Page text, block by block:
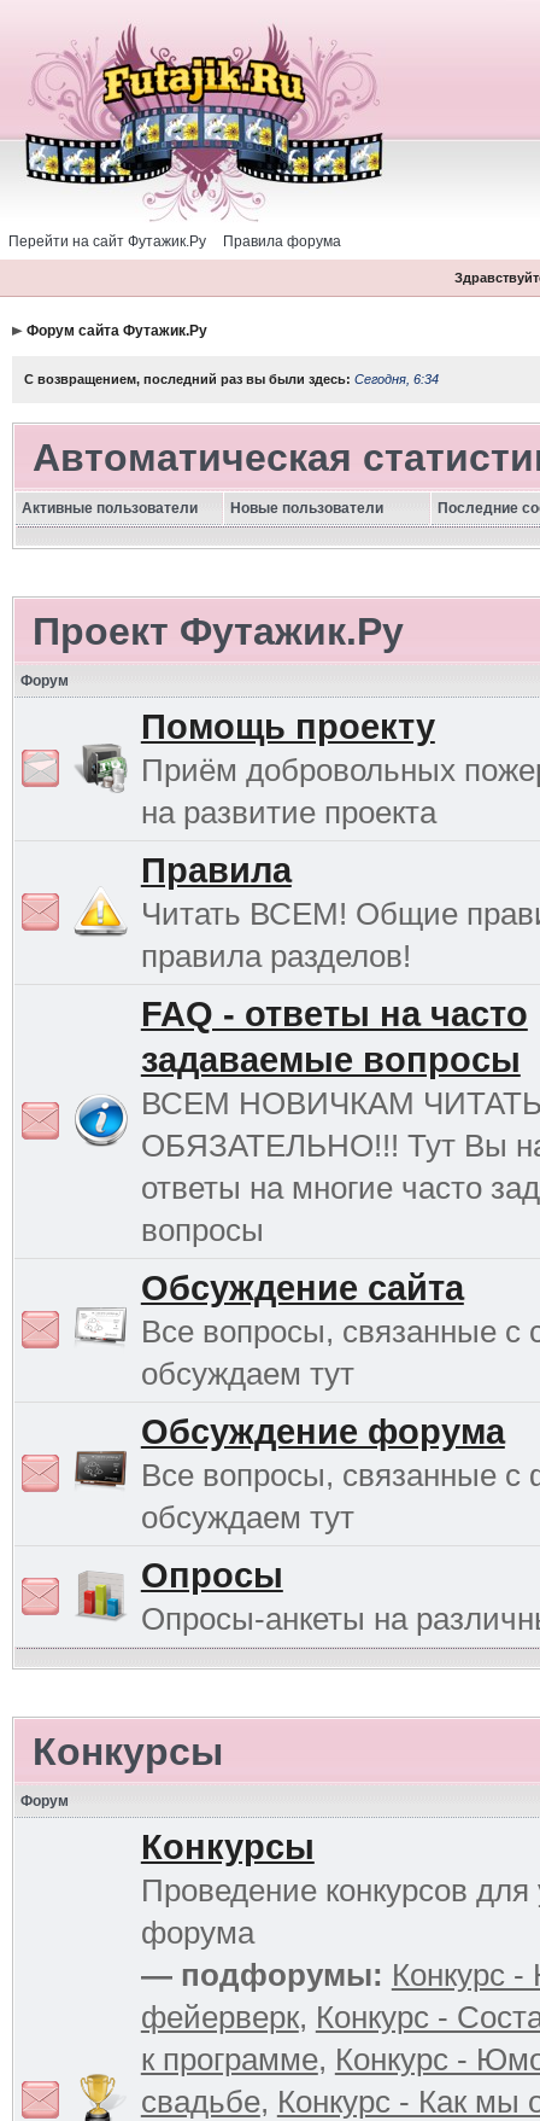
Перейти на сайт Футажик.Ру Правила форума
Форум сайта Футажик.Ру
С возвращением, последний раз вы были здесь: Сегодня, 6:34
Автоматическая
Активные пользователи Новые пользователи Последние
Проект Футажик.Ру
Форум
Помощь проекту
Приём добровольных
на развитие проекта
Правила
Читать ВСЕМ! Общие
правила разделов!
FAQ - ответы на часто
задаваемые вопросы
ВСЕМ НОВИЧКАМ
ОБЯЗАТЕЛЬНО!!! Тут Вы
ответы на многие часто
вопросы
Обсуждение сайта
Все вопросы, связанные с
обсуждаем тут
Обсуждение форума
Все вопросы, связанные
обсуждаем тут
Опросы
Опросы-анкеты на
Конкурсы
Форум
Конкурсы
Проведение конкурсов для
форума
— подфорумы: Конкурс
фейерверк, Конкурс -
к программе, Конкурс -
свадьбе, Конкурс - Как мы